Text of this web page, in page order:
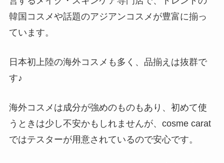
韓国コスメや話題のアジアンコスメが豊富に揃っ
ています。
日本初上陸の海外コスメも多く、品揃えは抜群で
す♪
海外コスメは成分が強めのものもあり、初めて使
うときは少し不安かもしれませんが、cosme carat
ではテスターが用意されているので安心です。